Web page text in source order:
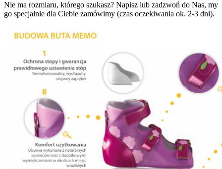
Nie ma rozmiaru, którego szukasz? Napisz lub zadzwoń do Nas, my
go specjalnie dla Ciebie zamówimy (czas oczekiwania ok. 2-3 dni).